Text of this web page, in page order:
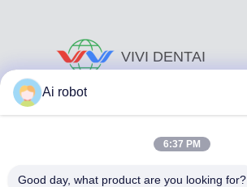
VIVI DENTAI
Ai robot
6:37 PM
Good day, what product are you looking for?